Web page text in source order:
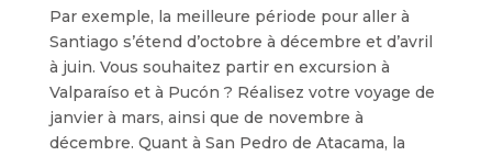
Par exemple, la meilleure période pour aller à
Santiago s’étend d’octobre à décembre et d’avril
à juin. Vous souhaitez partir en excursion à
Valparaíso et à Pucón ? Réalisez votre voyage de
janvier à mars, ainsi que de novembre à
décembre. Quant à San Pedro de Atacama, la